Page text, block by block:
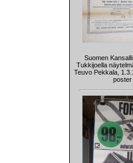
Suomen
Tukkijoella
Teuvo Pekkala,
poster